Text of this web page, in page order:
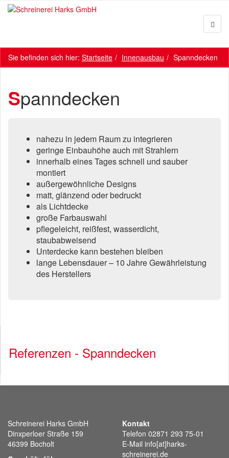
Sie befinden sich hier: Startseite Innenausbau Spanndecken
Spanndecken
nahezu in jedem Raum zu integrieren
geringe Einbauhöhe auch mit Strahlern
innerhalb eines Tages schnell und sauber
montiert
außergewöhnliche Designs
matt, glänzend oder bedruckt
als Lichtdecke
große Farbauswahl
pflegeleicht, reißfest, wasserdicht,
staubabweisend
Unterdecke kann bestehen bleiben
lange Lebensdauer – 10 Jahre Gewährleistung
des Herstellers
Referenzen - Spanndecken
Schreinerei Harks GmbH
Dinxperloer Straße 159
46399 Bocholt
Kontakt
Telefon 02871 293 75-01
E-Mail info[at]harks-
schreinerei.de